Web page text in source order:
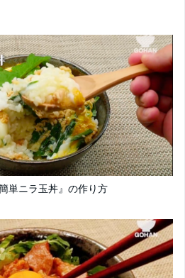
単ニラ玉丼』の作り方